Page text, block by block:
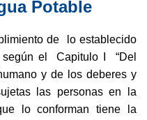
Potable
de lo establecido
el Capitulo I “Del
y de los deberes y
las personas en la
lo conforman tiene la